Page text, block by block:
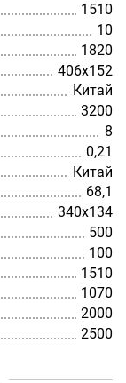
1510
10
1820
406х152
Китай
3200
8
0,21
Китай
68,1
340х134
500
100
1510
1070
2000
2500